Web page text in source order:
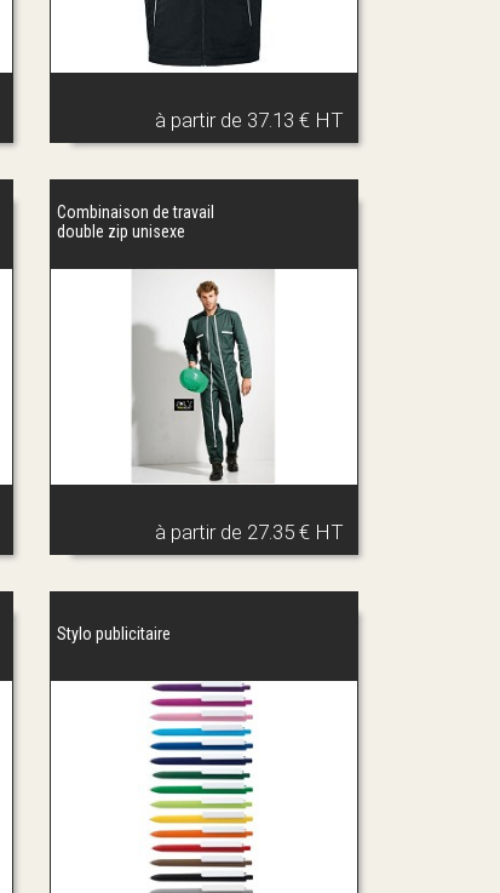
à partir de 37.13 € HT
Combinaison de travail
double zip unisexe
à partir de 27.35 € HT
Stylo publicitaire